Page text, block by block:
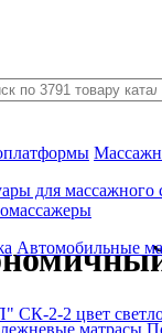
для массажного
Автомобильные
матрасы